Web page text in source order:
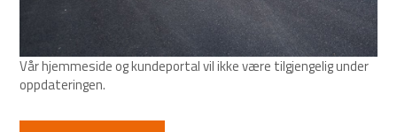
Vår hjemmeside og kundeportal vil ikke være tilgjengelig under
oppdateringen.